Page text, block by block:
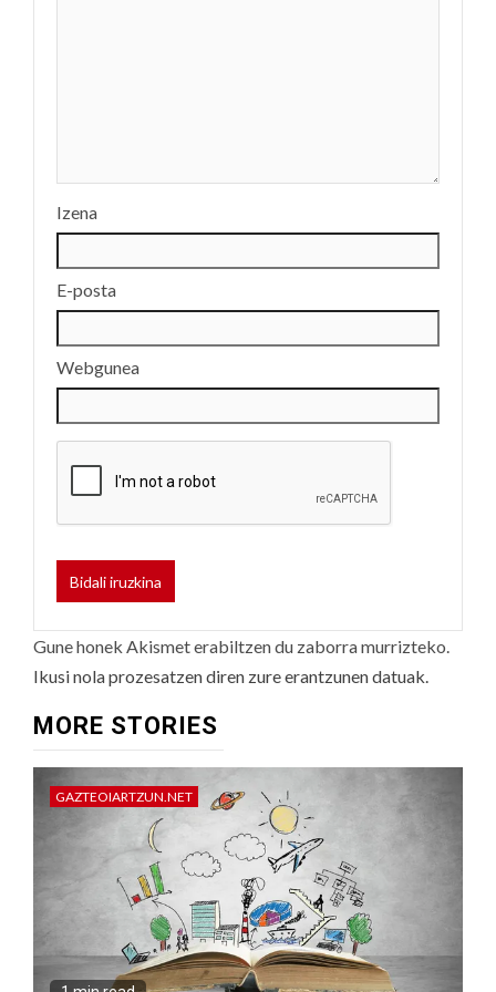
Izena
E-posta
Webgunea
Gune honek Akismet erabiltzen du zaborra murrizteko.
Ikusi nola prozesatzen diren zure erantzunen datuak.
MORE STORIES
GAZTEOIARTZUN.NET